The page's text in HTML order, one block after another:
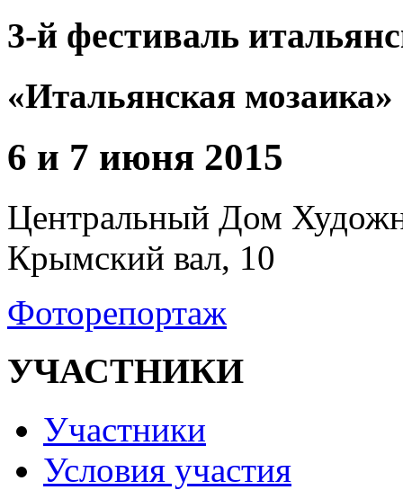
3-й фестиваль
«Итальянская мозаика»
6 и 7 июня 2015
Центральный Дом
Крымский вал, 10
Фоторепортаж
УЧАСТНИКИ
Участники
Условия участия